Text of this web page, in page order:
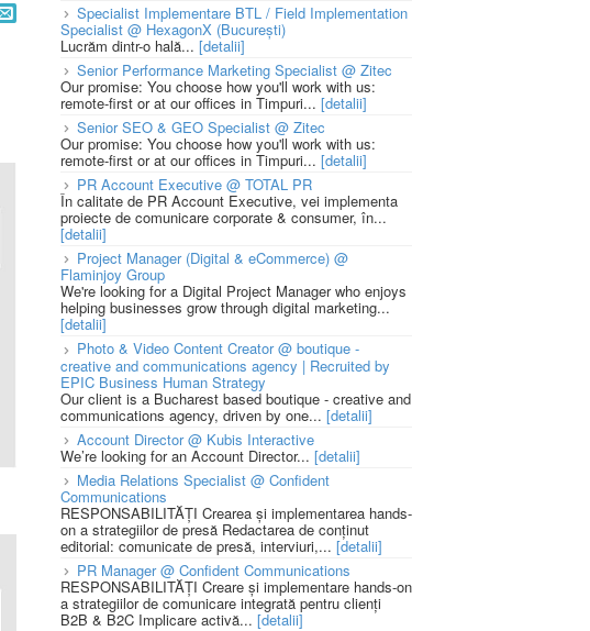
Specialist Implementare BTL / Field Implementation
Specialist @ HexagonX (București)
Lucrăm dintr-o hală... [detalii]
Senior Performance Marketing Specialist @ Zitec
Our promise: You choose how you'll work with us:
remote-first or at our offices in Timpuri... [detalii]
Senior SEO & GEO Specialist @ Zitec
Our promise: You choose how you'll work with us:
remote-first or at our offices in Timpuri... [detalii]
PR Account Executive @ TOTAL PR
În calitate de PR Account Executive, vei implementa
proiecte de comunicare corporate & consumer, în...
[detalii]
Project Manager (Digital & eCommerce) @
Flaminjoy Group
We're looking for a Digital Project Manager who enjoys
helping businesses grow through digital marketing...
[detalii]
Photo & Video Content Creator @ boutique -
creative and communications agency | Recruited by
EPIC Business Human Strategy
Our client is a Bucharest based boutique - creative and
communications agency, driven by one... [detalii]
Account Director @ Kubis Interactive
We’re looking for an Account Director... [detalii]
Media Relations Specialist @ Confident
Communications
RESPONSABILITĂȚI Crearea și implementarea hands-
on a strategiilor de presă Redactarea de conținut
editorial: comunicate de presă, interviuri,... [detalii]
PR Manager @ Confident Communications
RESPONSABILITĂȚI Creare și implementare hands-on
a strategiilor de comunicare integrată pentru clienți
B2B & B2C Implicare activă... [detalii]